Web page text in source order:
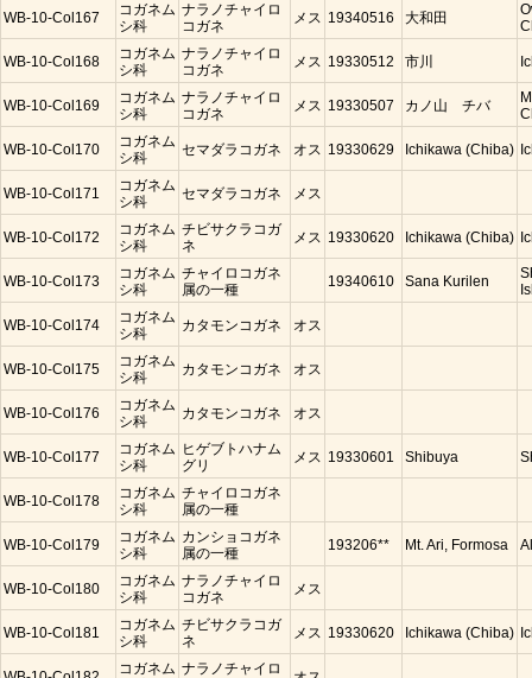
WB-10-Col167
コガネム
シ科
ナラノチャイロ
コガネ
メス 19340516 大和田
WB-10-Col168
コガネム
シ科
ナラノチャイロ
コガネ
メス 19330512 市川
WB-10-Col169
コガネム
シ科
ナラノチャイロ
コガネ
メス 19330507 カノ山 チバ
WB-10-Col170
コガネム
シ科
セマダラコガネ オス 19330629 Ichikawa (Chiba)
WB-10-Col171
コガネム
シ科
セマダラコガネ メス
WB-10-Col172
コガネム
シ科
チビサクラコガ
ネ
メス 19330620 Ichikawa (Chiba)
WB-10-Col173
コガネム
シ科
チャイロコガネ
属の一種
19340610 Sana Kurilen
WB-10-Col174
コガネム
シ科
カタモンコガネ オス
WB-10-Col175
コガネム
シ科
カタモンコガネ オス
WB-10-Col176
コガネム
シ科
カタモンコガネ オス
WB-10-Col177
コガネム
シ科
ヒゲブトハナム
グリ
メス 19330601 Shibuya
WB-10-Col178
コガネム
シ科
チャイロコガネ
属の一種
WB-10-Col179
コガネム
シ科
カンショコガネ
属の一種
193206** Mt. Ari, Formosa
WB-10-Col180
コガネム
シ科
ナラノチャイロ
コガネ
メス
WB-10-Col181
コガネム
シ科
チビサクラコガ
ネ
メス 19330620 Ichikawa (Chiba)
コガネム ナラノチャイロ